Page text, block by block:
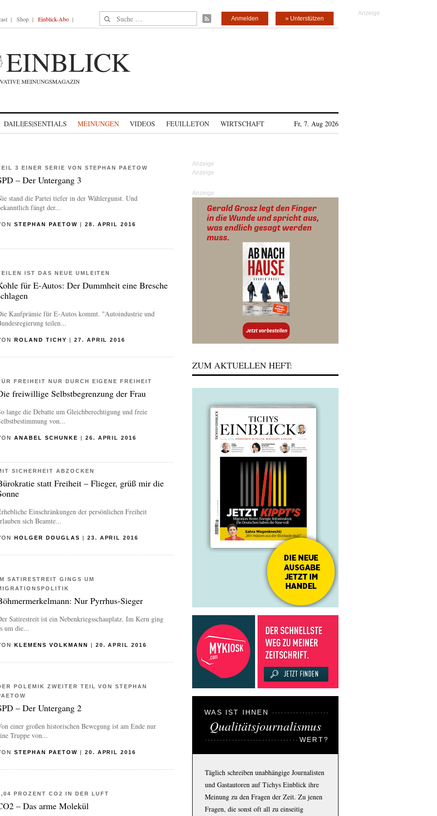
Shop Einblick-Abo Suche nach: » Unterstützen
Anmelden
DAILI|ES|SENTIALS MEINUNGEN VIDEOS FEUILLETON WIRTSCHAFT Fr, 7. Aug 2026
3 EINER SERIE VON STEPHAN PAETOW
– Der Untergang 3
stand die Partei tiefer in der Wählergunst. Und
fängt der...
STEPHAN PAETOW | 28. APRIL 2016
IST DAS NEUE UMLEITEN
für E-Autos: Der Dummheit eine Bresche
Kaufprämie für E-Autos kommt. "Autoindustrie und
teilen...
ROLAND TICHY | 27. APRIL 2016
FREIHEIT NUR DURCH EIGENE FREIHEIT
freiwillige Selbstbegrenzung der Frau
lange die Debatte um Gleichberechtigung und freie
von...
ANABEL SCHUNKE | 26. APRIL 2016
SICHERHEIT ABZOCKEN
statt Freiheit – Flieger, grüß mir die
Einschränkungen der persönlichen Freiheit
sich Beamte...
HOLGER DOUGLAS | 23. APRIL 2016
SATIRESTREIT GINGS UM
Nur Pyrrhus-Sieger
Satirestreit ist ein Nebenkriegsschauplatz. Im Kern ging
um die...
KLEMENS VOLKMANN | 20. APRIL 2016
POLEMIK ZWEITER TEIL VON STEPHAN
– Der Untergang 2
einer großen historischen Bewegung ist am Ende nur
Truppe von...
STEPHAN PAETOW | 20. APRIL 2016
PROZENT CO2 IN DER LUFT
– Das arme Molekül
Anzeige
ZUM AKTUELLEN HEFT:
WAS IST IHNEN
Qualitätsjournalismus
WERT?
Täglich schreiben unabhängige Journalisten
und Gastautoren auf Tichys Einblick ihre
Meinung zu den Fragen der Zeit. Zu jenen
Fragen, die sonst oft all zu einseitig